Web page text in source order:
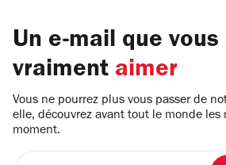
Un e-mail que vous
vraiment aimer
Vous ne pourrez plus vous passer de
elle, découvrez avant tout le monde les
moment.